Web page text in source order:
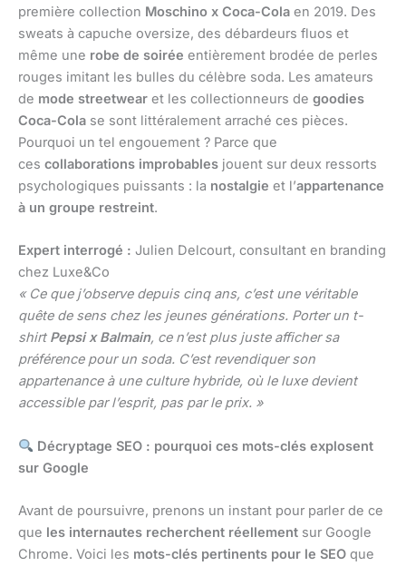
première collection Moschino x Coca-Cola en 2019. Des
sweats à capuche oversize, des débardeurs fluos et
même une robe de soirée entièrement brodée de perles
rouges imitant les bulles du célèbre soda. Les amateurs
de mode streetwear et les collectionneurs de goodies
Coca-Cola se sont littéralement arraché ces pièces.
Pourquoi un tel engouement ? Parce que
ces collaborations improbables jouent sur deux ressorts
psychologiques puissants : la nostalgie et l’appartenance
à un groupe restreint.
Expert interrogé : Julien Delcourt, consultant en branding
chez Luxe&Co
« Ce que j’observe depuis cinq ans, c’est une véritable
quête de sens chez les jeunes générations. Porter un t-
shirt Pepsi x Balmain, ce n’est plus juste afficher sa
préférence pour un soda. C’est revendiquer son
appartenance à une culture hybride, où le luxe devient
accessible par l’esprit, pas par le prix. »
Décryptage SEO : pourquoi ces mots-clés explosent
sur Google
Avant de poursuivre, prenons un instant pour parler de ce
que les internautes recherchent réellement sur Google
Chrome. Voici les mots-clés pertinents pour le SEO que